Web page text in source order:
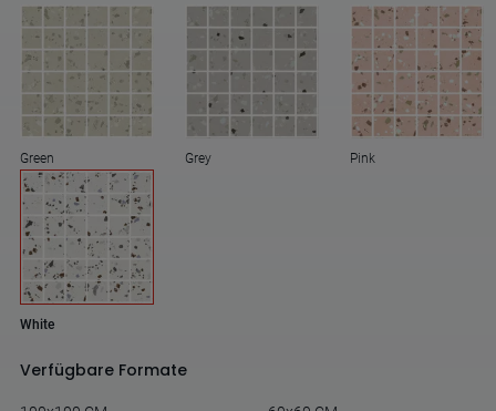
Green Grey Pink
White
Verfügbare Formate